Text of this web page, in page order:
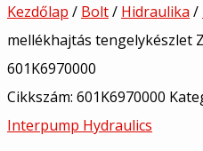
Kezdőlap / Bolt/ Hidraulika /
mellékhajtás tengelykészlet
601K6970000
Cikkszám: 601K6970000
Interpump Hydraulics